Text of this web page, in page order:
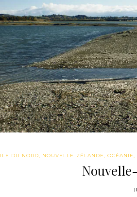
ILE DU NORD, NOUVELLE-ZÉLANDE, OCÉANIE,